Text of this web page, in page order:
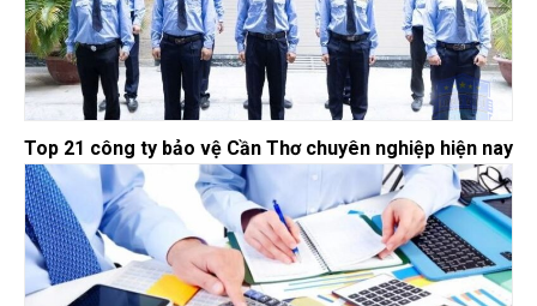
Top 21 công ty bảo vệ Cần Thơ chuyên nghiệp hiện nay